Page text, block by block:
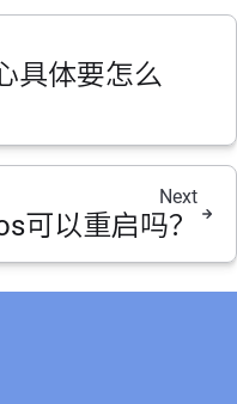
具体要怎么
Next
可以重启吗？